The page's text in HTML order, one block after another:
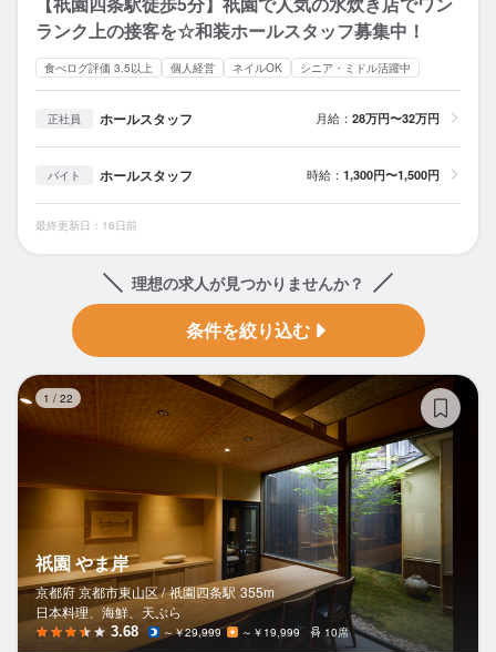
ランク上の接客を☆和装ホールスタッフ募集中！
食べログ評価 3.5以上 個人経営 ネイルOK シニア・ミドル活躍中
正社員 ホールスタッフ 月給： 28万円〜32万円
バイト ホールスタッフ 時給： 1,300円〜1,500円
最終更新日：16日前
理想の求人が見つかりませんか？
条件を絞り込む
1 / 22
祇園 やま岸
京都府 京都市東山区 / 祇園四条駅 355m
日本料理、海鮮、天ぷら
3.68 ～￥29,999 ～￥19,999 10席